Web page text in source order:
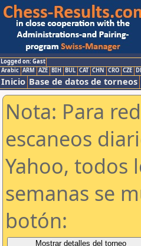
Logged on: Gast
Arabic ARM AZE BIH BUL CAT CHN CRO CZE
Inicio Base de datos de torneos
Nota: Para
escaneos
Yahoo, todos
semanas se
botón: